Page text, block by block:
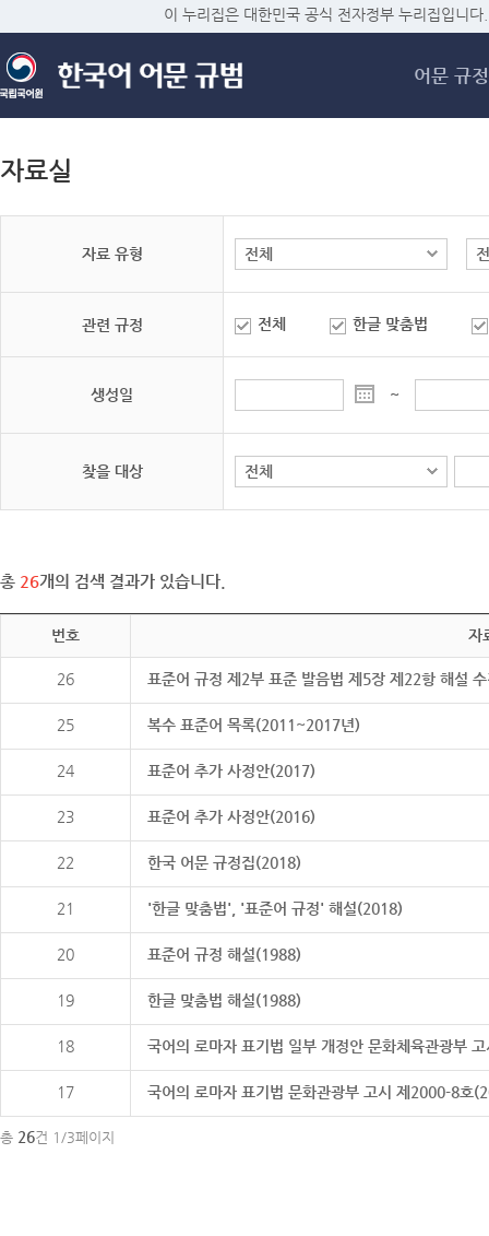
메
이 누리집은 대한민국 공식 전자정부 누리집입니다.
어문 규정
자료실
자료 유형
관련 규정 전체 한글 맞춤법
생성일 ~
찾을 대상
총 26개의 검색 결과가 있습니다.
번호 자
26 표준어 규정 제2부 표준 발음법 제5장 제22항 해설
25 복수 표준어 목록(2011~2017년)
24 표준어 추가 사정안(2017)
23 표준어 추가 사정안(2016)
22 한국 어문 규정집(2018)
21 '한글 맞춤법', '표준어 규정' 해설(2018)
20 표준어 규정 해설(1988)
19 한글 맞춤법 해설(1988)
18 국어의 로마자 표기법 일부 개정안 문화체육관광부
17 국어의 로마자 표기법 문화관광부 고시 제2000-8호
총 26건 1/3페이지